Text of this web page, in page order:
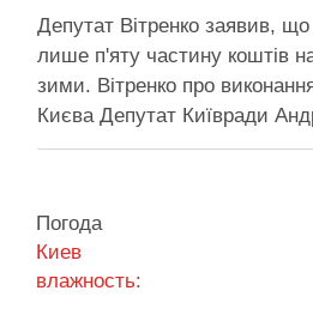
Депутат Вітренко заявив,
лише п'яту частину коштів
зими. Вітренко про
Києва Депутат Київради
що станом на 5 серпня
старту опалювального
Погода
Киев
влажность: